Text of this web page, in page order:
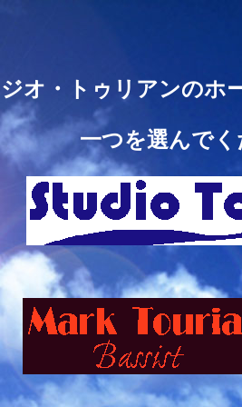
オ・トゥリアンのホ
一つを選んでく